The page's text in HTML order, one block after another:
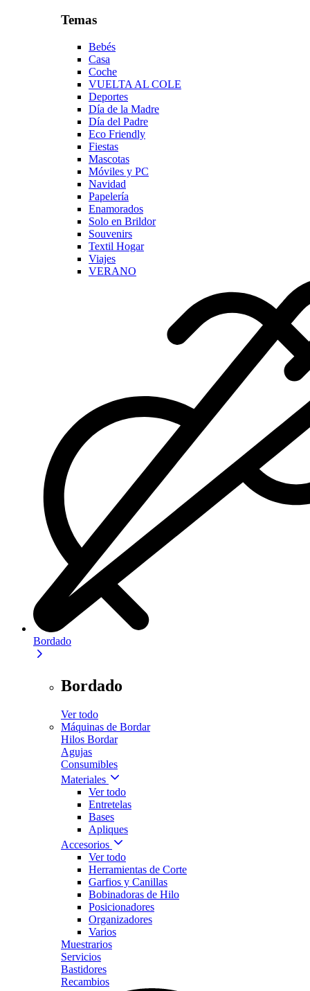
Temas
Bebés
Casa
Coche
VUELTA AL COLE
Deportes
Día de la Madre
Día del Padre
Eco Friendly
Fiestas
Mascotas
Móviles y PC
Navidad
Papelería
Enamorados
Solo en Brildor
Souvenirs
Textil Hogar
Viajes
VERANO
Bordado
Bordado
Ver todo
Máquinas de Bordar
Hilos Bordar
Agujas
Consumibles
Materiales
Ver todo
Entretelas
Bases
Apliques
Accesorios
Ver todo
Herramientas de Corte
Garfios y Canillas
Bobinadoras de Hilo
Posicionadores
Organizadores
Varios
Muestrarios
Servicios
Bastidores
Recambios